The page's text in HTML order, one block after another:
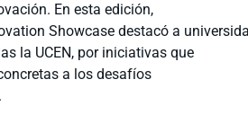
En esta edición,
Showcase destacó a
la UCEN, por iniciativas que
a los desafíos